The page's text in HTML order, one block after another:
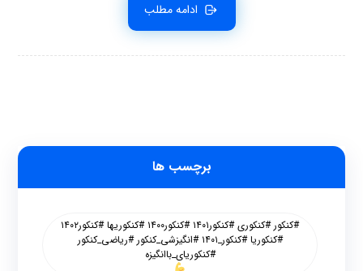
ادامه مطلب
برچسب ها
#کنکور #کنکوری #کنکور۱۴۰۱ #کنکور۱۴۰۰ #کنکوریها #کنکور۱۴۰۲
#کنکوریا #کنکور_۱۴۰۱ #انگیزشی_کنکور #ریاضی_کنکور
#کنکوریای_باانگیزه